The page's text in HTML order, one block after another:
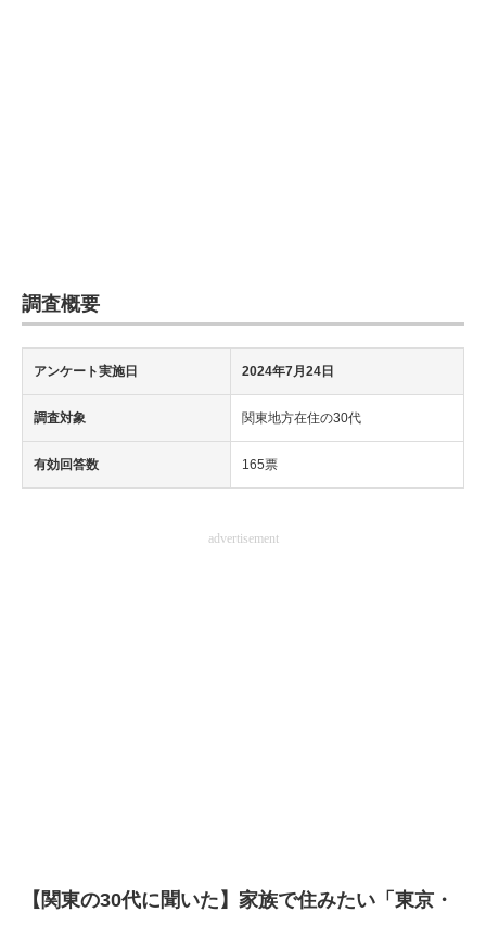
ちょっと気になるネットの話題
調査概要
アンケート実施日 2024年7月24日
調査対象 関東地方在住の30代
有効回答数 165票
advertisement
【関東の30代に聞いた】家族で住みたい「東京・